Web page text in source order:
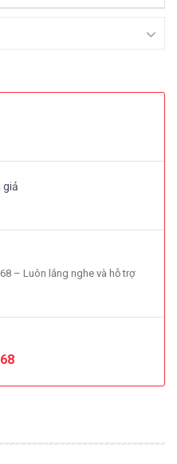
giả
– Luôn lắng nghe và hỗ trợ